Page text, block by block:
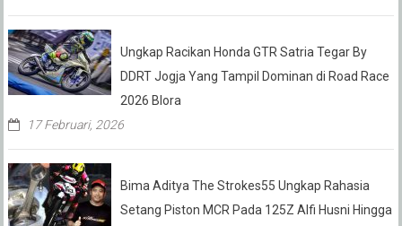
Ungkap Racikan Honda GTR Satria Tegar By
DDRT Jogja Yang Tampil Dominan di Road Race
2026 Blora
17 Februari, 2026
Bima Aditya The Strokes55 Ungkap Rahasia
Setang Piston MCR Pada 125Z Alfi Husni Hingga